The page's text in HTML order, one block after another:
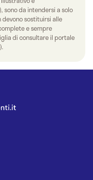
sono da intendersi a solo
sostituirsi alle
e sempre
di consultare il portale